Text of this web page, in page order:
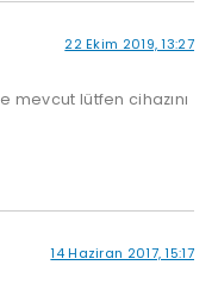
22 Ekim 2019, 13:27
mevcut lütfen cihazını
14 Haziran 2017, 15:17